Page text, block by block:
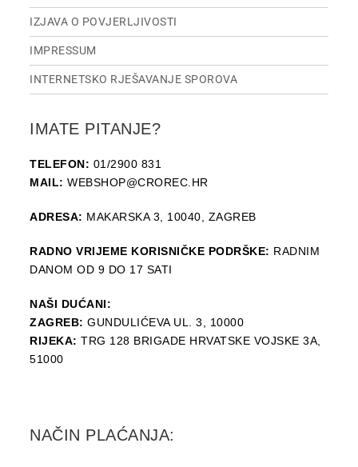
IZJAVA O POVJERLJIVOSTI
IMPRESSUM
INTERNETSKO RJEŠAVANJE SPOROVA
IMATE PITANJE?
TELEFON: 01/2900 831
MAIL: WEBSHOP@CROREC.HR
ADRESA: MAKARSKA 3, 10040, ZAGREB
RADNO VRIJEME KORISNIČKE PODRŠKE: RADNIM
DANOM OD 9 DO 17 SATI
NAŠI DUĆANI:
ZAGREB: GUNDULIĆEVA UL. 3, 10000
RIJEKA: TRG 128 BRIGADE HRVATSKE VOJSKE 3A,
51000
NAČIN PLAĆANJA: